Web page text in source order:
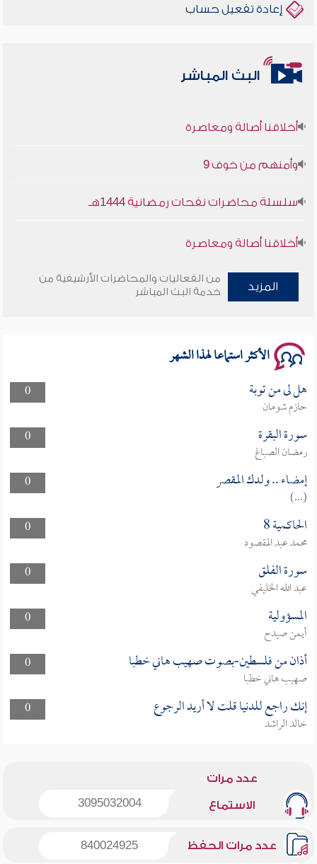
إعادة تفعيل حساب
البث المباشر
أخلاقنا أصالة ومعاصرة
وأمنهم من خوف 9
أخلاقنا أصالة ومعاصرة
وأمنهم من خوف 9
المزيد
من الفعاليات والمحاضرات الأرشيفية من
خدمة البث المباشر
الأكثر استماعا لهذا الشهر
0 هل لى من توبة
حازم شومان
0
سورة البقرة
رمضان الصباغ
0
إمضاء .. ولدك المقصر
(...)
0
الحاكمية 8
محمد عبد المقصود
0
سورة الفلق
عبد الله الخليفي
0
المسؤولية
أيمن صيدح
0
أذان من فلسطين-بصوت صهيب هاني خطبا
صهيب هاني خطبا
0
إنك راجع للدنيا قلت لا أريد الرجوع
خالد الراشد
عدد مرات
الاستماع 3095032004
عدد مرات الحفظ 840024925